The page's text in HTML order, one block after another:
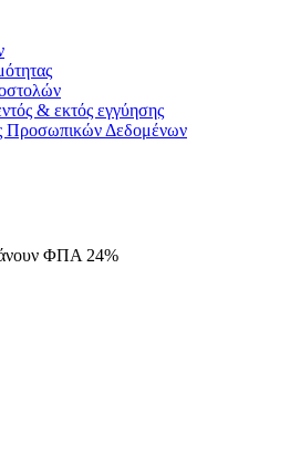
& εκτός εγγύησης
Προσωπικών Δεδομένων
ΦΠΑ 24%